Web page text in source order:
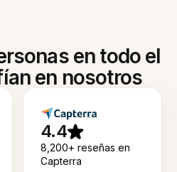
en todo el
en nosotros
4.4
8,200+ reseñas en
Capterra